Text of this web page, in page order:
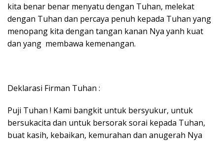
kita benar benar menyatu dengan Tuhan, melekat
dengan Tuhan dan percaya penuh kepada Tuhan yang
menopang kita dengan tangan kanan Nya yanh kuat
dan yang membawa kemenangan.
Deklarasi Firman Tuhan :
Puji Tuhan ! Kami bangkit untuk bersyukur, untuk
bersukacita dan untuk bersorak sorai kepada Tuhan,
buat kasih, kebaikan, kemurahan dan anugerah Nya